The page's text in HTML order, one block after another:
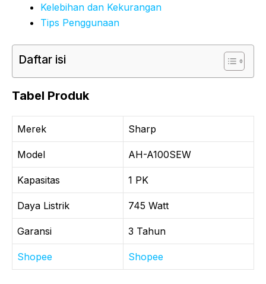
Kelebihan dan Kekurangan
Tips Penggunaan
Daftar isi
Tabel Produk
Merek Sharp
Model AH-A100SEW
Kapasitas 1 PK
Daya Listrik 745 Watt
Garansi 3 Tahun
Shopee Shopee